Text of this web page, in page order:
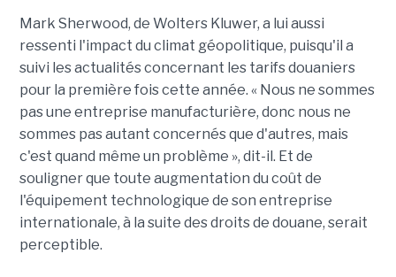
Mark Sherwood, de Wolters Kluwer, a lui aussi
ressenti l'impact du climat géopolitique, puisqu'il a
suivi les actualités concernant les tarifs douaniers
pour la première fois cette année. « Nous ne sommes
pas une entreprise manufacturière, donc nous ne
sommes pas autant concernés que d'autres, mais
c'est quand même un problème », dit-il. Et de
souligner que toute augmentation du coût de
l'équipement technologique de son entreprise
internationale, à la suite des droits de douane, serait
perceptible.